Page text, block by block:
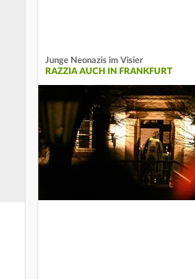
Junge Neonazis im Visier
RAZZIA AUCH IN FRANKFURT